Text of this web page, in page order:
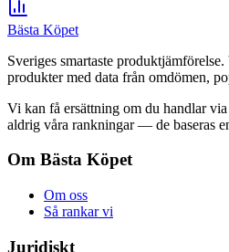
Bästa Köpet
Sveriges smartaste
produkter med data från omdömen,
Vi kan få ersättning om du handlar
aldrig våra rankningar — de baseras
Om Bästa Köpet
Om oss
Så rankar vi
Juridiskt